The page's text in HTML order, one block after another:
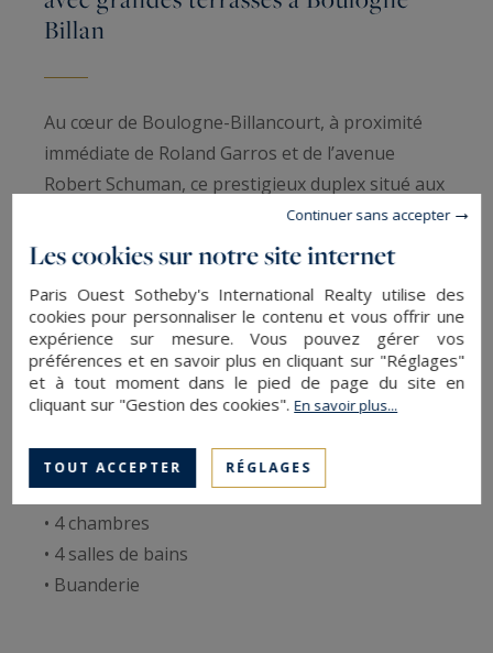
Billan
Au cœur de Boulogne-Billancourt, à proximité
immédiate de Roland Garros et de l’avenue
Robert Schuman, ce prestigieux duplex situé aux
derniers étages d’un immeuble récent offre un
cadre de vie rare alliant volumes, prestations
Paris. Entièrement rénové avec des matériaux de
luxe, ce bien développe environ 200 m² de
surface, dont 171,71 m² loi Carrez.
• Salon, salle à manger et cuisine haut de gamme
entièrement équipée
• 4 chambres
• 4 salles de bains
• Buanderie
Les cookies sur notre site internet
Paris Ouest Sotheby's International Realty utilise des
cookies pour personnaliser le contenu et vous offrir une
expérience sur mesure. Vous pouvez gérer vos
préférences et en savoir plus en cliquant sur "Réglages"
et à tout moment dans le pied de page du site en
cliquant sur "Gestion des cookies".En savoir plus...
TOUT ACCEPTER RÉGLAGES
Continuer sans accepter